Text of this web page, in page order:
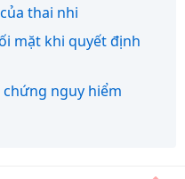
thai nhi
mặt khi quyết định
nguy hiểm